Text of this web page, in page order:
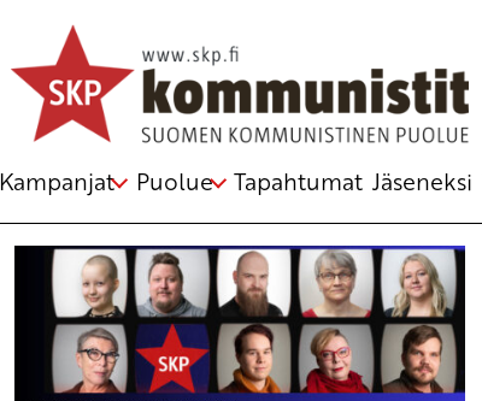
Kampanjat Puolue Tapahtumat Jäseneksi
Avainsana
EU-vaalit